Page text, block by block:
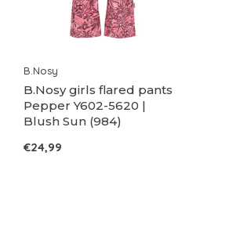
B.Nosy
B.Nosy girls flared pants
Pepper Y602-5620 |
Blush Sun (984)
€24,99